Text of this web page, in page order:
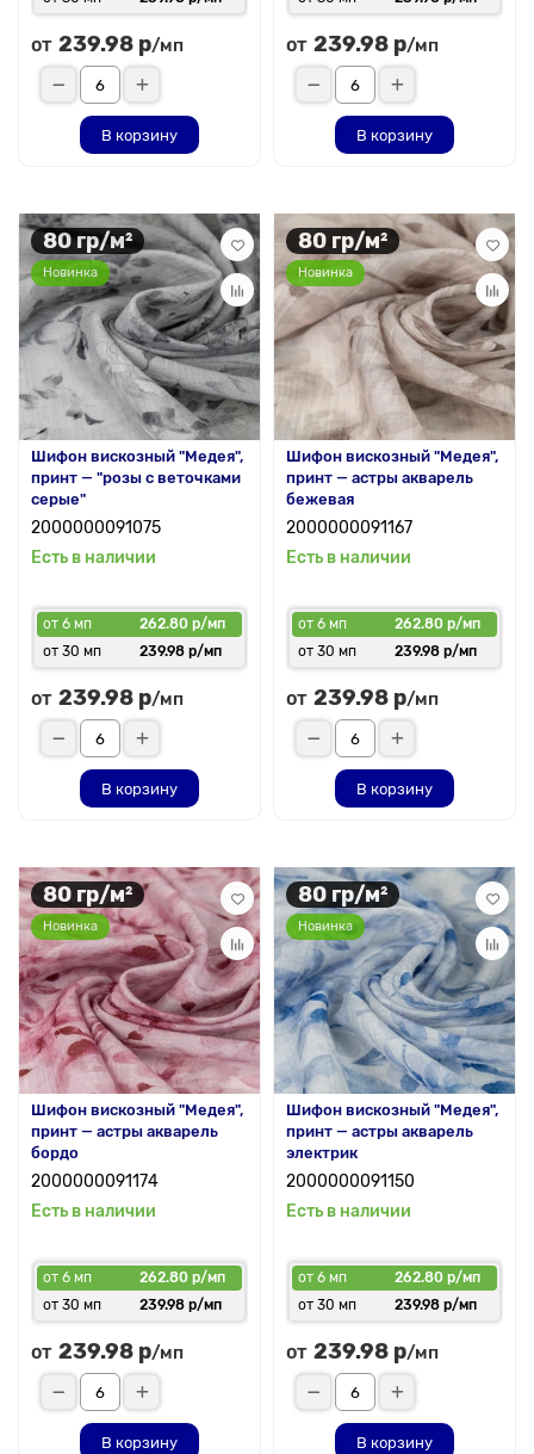
от 239.98 р/мп
В корзину
от 239.98 р/мп
В корзину
80 гр/м²
Новинка
Шифон вискозный "Медея",
принт — "розы с веточками
серые"
2000000091075
Есть в наличии
от 6 мп
262.80 р/мп
от 30 мп
239.98 р/мп
от 239.98 р/мп
В корзину
80 гр/м²
Новинка
Шифон вискозный "Медея",
принт — астры акварель
бежевая
2000000091167
Есть в наличии
от 6 мп
262.80 р/мп
от 30 мп
239.98 р/мп
от 239.98 р/мп
В корзину
80 гр/м²
Новинка
Шифон вискозный "Медея",
принт — астры акварель
бордо
2000000091174
Есть в наличии
от 6 мп
262.80 р/мп
от 30 мп
239.98 р/мп
от 239.98 р/мп
В корзину
80 гр/м²
Новинка
Шифон вискозный "Медея",
принт — астры акварель
электрик
2000000091150
Есть в наличии
от 6 мп
262.80 р/мп
от 30 мп
239.98 р/мп
от 239.98 р/мп
В корзину